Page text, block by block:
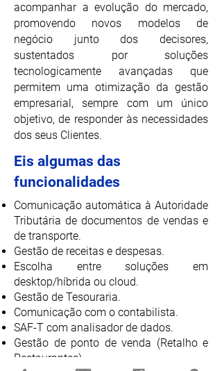
acompanhar a evolução do mercado,
promovendo novos modelos de
negócio junto dos decisores,
sustentados por soluções
tecnologicamente avançadas que
permitem uma otimização da gestão
empresarial, sempre com um único
objetivo, de responder às necessidades
dos seus Clientes.
Eis algumas das
funcionalidades
Comunicação automática à Autoridade
Tributária de documentos de vendas e
de transporte.
Gestão de receitas e despesas.
Escolha entre soluções em
desktop/híbrida ou cloud.
Gestão de Tesouraria.
Comunicação com o contabilista.
SAF-T com analisador de dados.
Gestão de ponto de venda (Retalho e
Restaurantes).